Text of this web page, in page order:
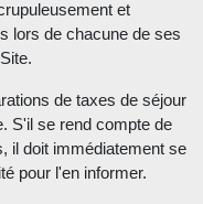
et
lors de chacune de ses
de taxes de séjour
S'il se rend compte de
il doit immédiatement se
pour l'en informer.